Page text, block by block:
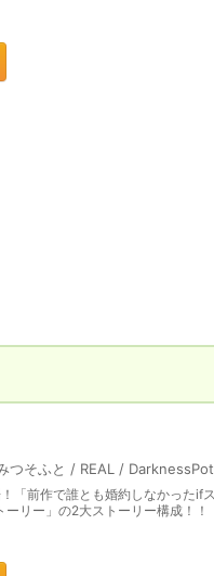
「前作で誰とも婚約しなかったif
リー」の2大ストーリー構成！！